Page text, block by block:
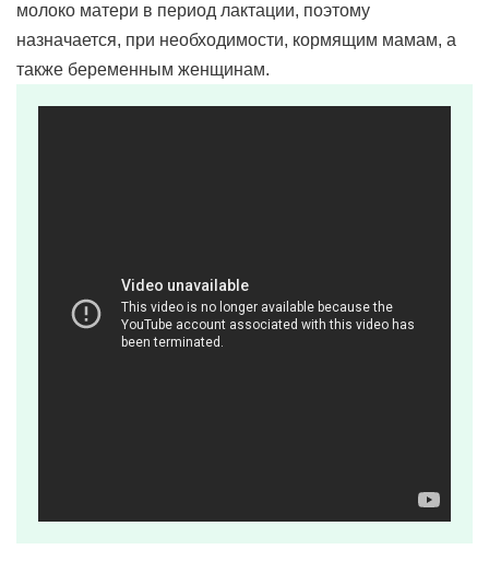
молоко матери в период лактации, поэтому
назначается, при необходимости, кормящим мамам, а
также беременным женщинам.